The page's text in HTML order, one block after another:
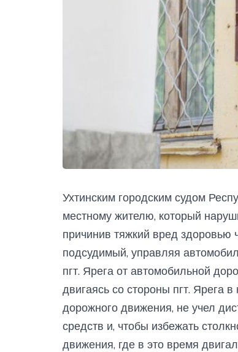
Ухтинским городским судом
местному жителю, который
причинив тяжкий вред здоровью
подсудимый, управляя
пгт. Ярега от автомобильной
двигаясь со стороны пгт. Ярега
дорожного движения, не учел
средств и, чтобы избежать
движения, где в это время